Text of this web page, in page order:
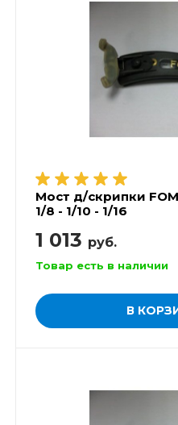
Мост д/скрипки
1/8 - 1/10 - 1/16
1 013 руб.
Товар есть в наличии
В